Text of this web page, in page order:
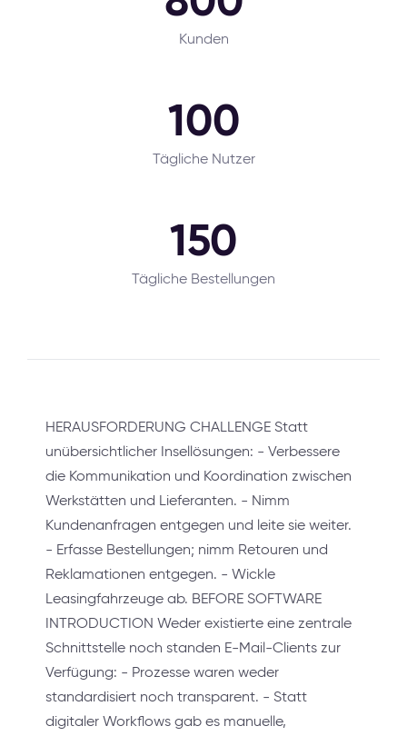
Kunden
100
Tägliche Nutzer
150
Tägliche Bestellungen
HERAUSFORDERUNG CHALLENGE Statt
unübersichtlicher Insellösungen: - Verbessere
die Kommunikation und Koordination zwischen
Werkstätten und Lieferanten. - Nimm
Kundenanfragen entgegen und leite sie weiter.
- Erfasse Bestellungen; nimm Retouren und
Reklamationen entgegen. - Wickle
Leasingfahrzeuge ab. BEFORE SOFTWARE
INTRODUCTION Weder existierte eine zentrale
Schnittstelle noch standen E-Mail-Clients zur
Verfügung: - Prozesse waren weder
standardisiert noch transparent. - Statt
digitaler Workflows gab es manuelle,